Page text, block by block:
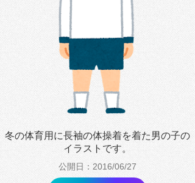
冬の体育用に長袖の体操着を着た男の子の
イラストです。
公開日：2016/06/27